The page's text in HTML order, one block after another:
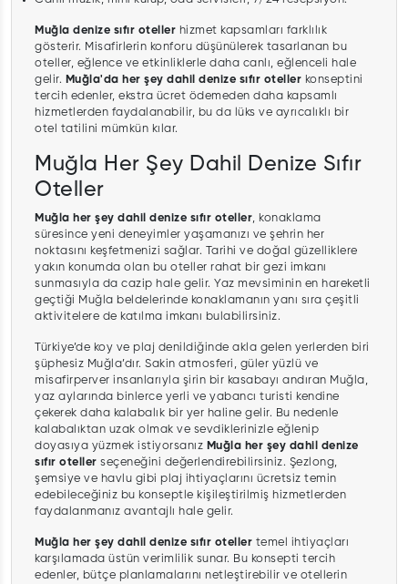
Muğla denize sıfır oteller hizmet kapsamları farklılık
gösterir. Misafirlerin konforu düşünülerek tasarlanan bu
oteller, eğlence ve etkinliklerle daha canlı, eğlenceli hale
gelir. Muğla'da her şey dahil denize sıfır oteller konseptini
tercih edenler, ekstra ücret ödemeden daha kapsamlı
hizmetlerden faydalanabilir, bu da lüks ve ayrıcalıklı bir
otel tatilini mümkün kılar.
Muğla Her Şey Dahil Denize Sıfır
Oteller
Muğla her şey dahil denize sıfır oteller, konaklama
süresince yeni deneyimler yaşamanızı ve şehrin her
noktasını keşfetmenizi sağlar. Tarihi ve doğal güzelliklere
yakın konumda olan bu oteller rahat bir gezi imkanı
sunmasıyla da cazip hale gelir. Yaz mevsiminin en hareketli
geçtiği Muğla beldelerinde konaklamanın yanı sıra çeşitli
aktivitelere de katılma imkanı bulabilirsiniz.
Türkiye’de koy ve plaj denildiğinde akla gelen yerlerden biri
şüphesiz Muğla’dır. Sakin atmosferi, güler yüzlü ve
misafirperver insanlarıyla şirin bir kasabayı andıran Muğla,
yaz aylarında binlerce yerli ve yabancı turisti kendine
çekerek daha kalabalık bir yer haline gelir. Bu nedenle
kalabalıktan uzak olmak ve sevdiklerinizle eğlenip
doyasıya yüzmek istiyorsanız Muğla her şey dahil denize
sıfır oteller seçeneğini değerlendirebilirsiniz. Şezlong,
şemsiye ve havlu gibi plaj ihtiyaçlarını ücretsiz temin
edebileceğiniz bu konseptle kişileştirilmiş hizmetlerden
faydalanmanız avantajlı hale gelir.
Muğla her şey dahil denize sıfır oteller temel ihtiyaçları
karşılamada üstün verimlilik sunar. Bu konsepti tercih
edenler, bütçe planlamalarını netleştirebilir ve otellerin